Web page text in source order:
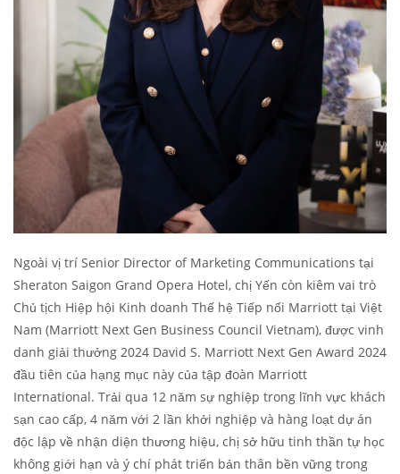
Ngoài vị trí Senior Director of Marketing Communications tại
Sheraton Saigon Grand Opera Hotel, chị Yến còn kiêm vai trò
Chủ tịch Hiệp hội Kinh doanh Thế hệ Tiếp nối Marriott tại Việt
Nam (Marriott Next Gen Business Council Vietnam), được vinh
danh giải thưởng 2024 David S. Marriott Next Gen Award 2024
đầu tiên của hạng mục này của tập đoàn Marriott
International. Trải qua 12 năm sự nghiệp trong lĩnh vực khách
sạn cao cấp, 4 năm với 2 lần khởi nghiệp và hàng loạt dự án
độc lập về nhận diện thương hiệu, chị sở hữu tinh thần tự học
không giới hạn và ý chí phát triển bản thân bền vững trong